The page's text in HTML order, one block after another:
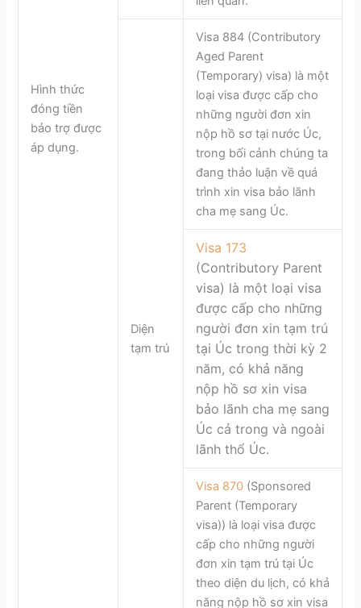
Hình thức
đóng tiền
bảo trợ được
áp dụng.
Diện
tạm trú
Visa 884 (Contributory
Aged Parent
(Temporary) visa) là một
loại visa được cấp cho
những người đơn xin
nộp hồ sơ tại nước Úc,
trong bối cảnh chúng ta
đang thảo luận về quá
trình xin visa bảo lãnh
cha mẹ sang Úc.
Visa 173
(Contributory Parent
visa) là một loại visa
được cấp cho những
người đơn xin tạm trú
tại Úc trong thời kỳ 2
năm, có khả năng
nộp hồ sơ xin visa
bảo lãnh cha mẹ sang
Úc cả trong và ngoài
lãnh thổ Úc.
Visa 870 (Sponsored
Parent (Temporary
visa)) là loại visa được
cấp cho những người
đơn xin tạm trú tại Úc
theo diện du lịch, có khả
năng nộp hồ sơ xin visa